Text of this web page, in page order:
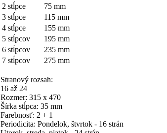
2 stĺpce
75 mm
3 stĺpce
115 mm
4 stĺpce
155 mm
5 stĺpcov
195 mm
6 stĺpcov
235 mm
7 stĺpcov
275 mm
Stranový rozsah:
16 až 24
Rozmer: 315 x 470
Šírka stĺpca: 35 mm
Farebnosť: 2 + 1
Periodicita: Pondelok, štvrtok - 16 strán